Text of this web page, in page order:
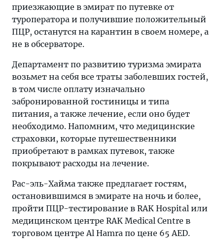
приезжающие в эмират по путевке от
туроператора и получившие положительный
ПЦР, останутся на карантин в своем номере, а
не в обсерваторе.
Департамент по развитию туризма эмирата
возьмет на себя все траты заболевших гостей,
в том числе оплату изначально
забронированной гостиницы и типа
питания, а также лечение, если оно будет
необходимо. Напомним, что медицинские
страховки, которые путешественники
приобретают в рамках путевок, также
покрывают расходы на лечение.
Рас-эль-Хайма также предлагает гостям,
остановившимся в эмирате на ночь и более,
пройти ПЦР-тестирование в RAK Hospital или
медицинском центре RAK Medical Centre в
торговом центре Al Hamra по цене 65 AED.